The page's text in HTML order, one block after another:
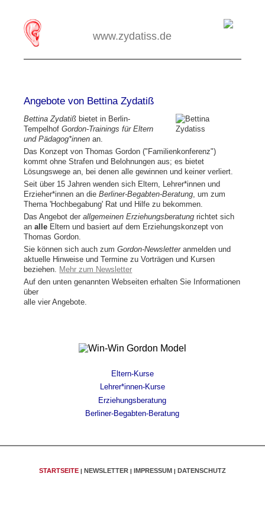
www.zydatiss.de
Angebote von Bettina Zydatiß
Bettina Zydatiß bietet in Berlin-
TempelhofGordon-Trainings für Eltern
und Pädagog*innen an.
Das Konzept von Thomas Gordon ("Familienkonferenz")
kommt ohne Strafen und Belohnungen aus; es bietet
Lösungswege an, bei denen alle gewinnen und keiner verliert.
Seit über 15 Jahren wenden sich Eltern, Lehrer*innen und
Erzieher*innen an dieBerliner-Begabten-Beratung, um zum
Thema 'Hochbegabung' Rat und Hilfe zu bekommen.
Das Angebot derallgemeinen Erziehungsberatung richtet sich
analle Eltern und basiert auf dem Erziehungskonzept von
Thomas Gordon.
Sie können sich auch zumGordon-Newsletteranmelden und
aktuelle Hinweise und Termine zu Vorträgen und Kursen
beziehen. Mehr zum Newsletter
Auf den unten genannten Webseiten erhalten Sie Informationen
über
alle vier Angebote.
Eltern-Kurse
Lehrer*innen-Kurse
Erziehungsberatung
Berliner-Begabten-Beratung
STARTSEITE | NEWSLETTER | IMPRESSUM | DATENSCHUTZ